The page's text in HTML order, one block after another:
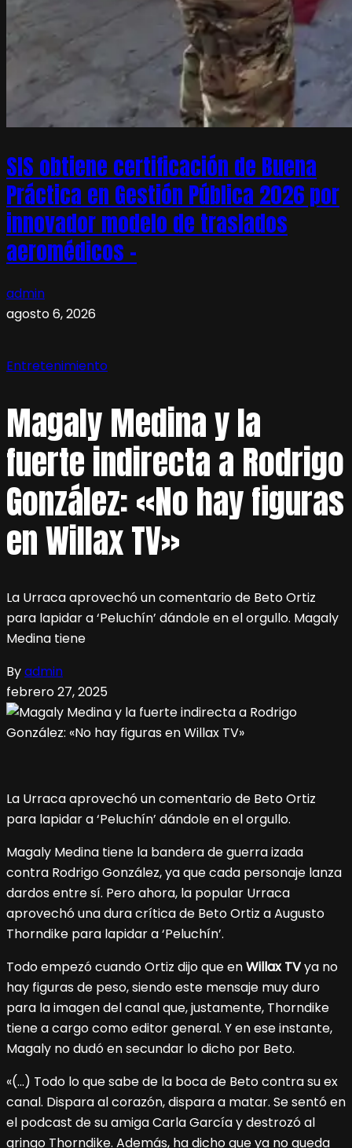
SIS obtiene certificación de Buena
Práctica en Gestión Pública 2026 por
innovador modelo de traslados
aeromédicos –
admin
agosto 6, 2026
Entretenimiento
Magaly Medina y la
fuerte indirecta a Rodrigo
González: «No hay figuras
en Willax TV»
La Urraca aprovechó un comentario de Beto Ortiz
para lapidar a ‘Peluchín’ dándole en el orgullo. Magaly
Medina tiene
Byadmin
febrero 27, 2025
La Urraca aprovechó un comentario de Beto Ortiz
para lapidar a ‘Peluchín’ dándole en el orgullo.
Magaly Medina tiene la bandera de guerra izada
contra Rodrigo González, ya que cada personaje lanza
dardos entre sí. Pero ahora, la popular Urraca
aprovechó una dura crítica de Beto Ortiz a Augusto
Thorndike para lapidar a ‘Peluchín’.
Todo empezó cuando Ortiz dijo que enWillax TVya no
hay figuras de peso, siendo este mensaje muy duro
para la imagen del canal que, justamente, Thorndike
tiene a cargo como editor general. Y en ese instante,
Magaly no dudó en secundar lo dicho por Beto.
«(…) Todo lo que sabe de la boca de Beto contra su ex
canal. Dispara al corazón, dispara a matar. Se sentó en
el podcast de su amiga Carla García y destrozó al
gringo Thorndike. Además, ha dicho que ya no queda